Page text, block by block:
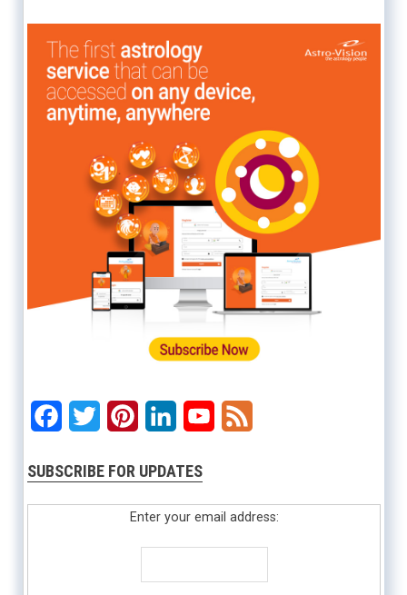
Facebook
Twitter PinterestLinkedInYouTube
SUBSCRIBE FOR UPDATES
Enter your email address: